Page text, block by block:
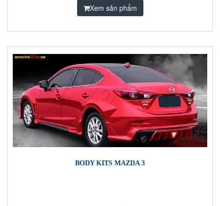
Xem sản phẩm
BODY KITS MAZDA 3